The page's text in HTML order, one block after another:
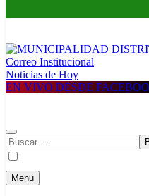
MUNICIPALIDAD
Construyendo una nueva Historia
Correo Institucional
Noticias de Hoy
EN VIVO DESDE
Buscar:
Menu